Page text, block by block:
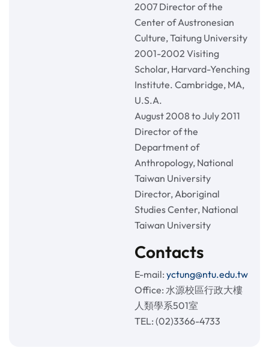
2007 Director of the
Center of Austronesian
Culture, Taitung University
2001-2002 Visiting
Scholar, Harvard-Yenching
Institute. Cambridge, MA,
U.S.A.
August 2008 to July 2011
Director of the
Department of
Anthropology, National
Taiwan University
Director, Aboriginal
Studies Center, National
Taiwan University
Contacts
E-mail: yctung@ntu.edu.tw
Office: 水源校區行政大樓
人類學系501室
TEL: (02)3366-4733